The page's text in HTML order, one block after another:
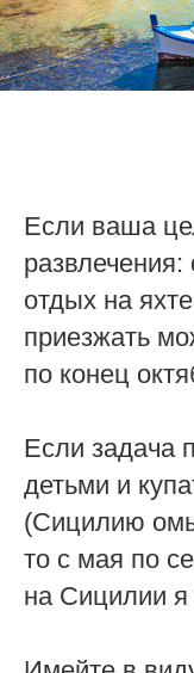
Если ваша
развлечения:
отдых на
приезжать
по конец
Если задача
детьми и
(Сицилию
то с мая по
на Сицилии